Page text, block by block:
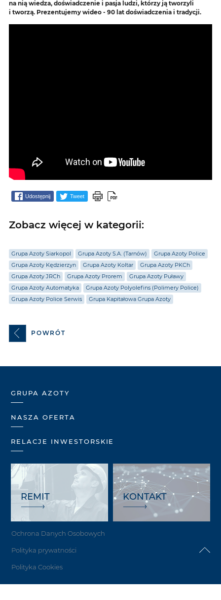
na nią wiedza, doświadczenie i pasja ludzi, którzy ją tworzyli
i tworzą. Prezentujemy wideo - 90 lat doświadczenia i tradycji.
Udostępnij Tweet
Zobacz więcej w kategorii:
Grupa Azoty Siarkopol Grupa Azoty S.A. (Tarnów)
Grupa Azoty Police
Grupa Azoty Kędzierzyn
Grupa Azoty Koltar
Grupa Azoty PKCh
Grupa Azoty JRCh
Grupa Azoty Prorem
Grupa Azoty Puławy
Grupa Azoty Automatyka
Grupa Azoty Polyolefins (Polimery Police)
Grupa Azoty Police Serwis
Grupa Kapitałowa Grupa Azoty
POWRÓT
GRUPA AZOTY
NASZA OFERTA
RELACJE INWESTORSKIE
REMIT KONTAKT
Ochrona Danych Osobowych
Polityka prywatności
Polityka Cookies